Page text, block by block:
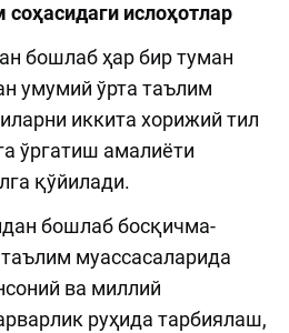
ислоҳотлар
бошлаб ҳар бир туман
умумий ўрта таълим
иккита хорижий тил
ўргатиш амалиёти
қўйилади.
бошлаб босқичма-
муассасаларида
ва миллий
руҳида тарбиялаш,